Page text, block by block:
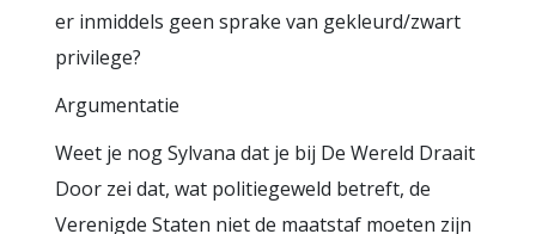
er inmiddels geen sprake van gekleurd/zwart
privilege?
Argumentatie
Weet je nog Sylvana dat je bij De Wereld Draait
Door zei dat, wat politiegeweld betreft, de
Verenigde Staten niet de maatstaf moeten zijn